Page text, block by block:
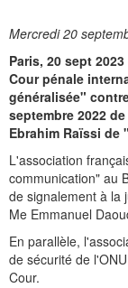
Mercredi 20
Paris, 20 sept
Cour pénale
généralisée"
septembre 2022
Ebrahim Raïssi
L'association
communication" au
de signalement à la
Me Emmanuel
En parallèle,
de sécurité de
Cour.